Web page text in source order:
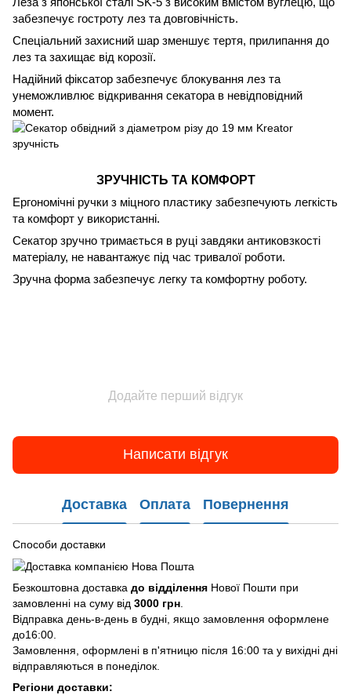
забезпечує гостроту лез та довговічність.
Спеціальний захисний шар зменшує тертя, прилипання до
лез та захищає від корозії.
Надійний фіксатор забезпечує блокування лез та
унеможливлює відкривання секатора в невідповідний
момент.
ЗРУЧНІСТЬ ТА КОМФОРТ
Ергономічні ручки з міцного пластику забезпечують легкість
та комфорт у використанні.
Секатор зручно тримається в руці завдяки антиковзкості
матеріалу, не навантажує під час тривалої роботи.
Зручна форма забезпечує легку та комфортну роботу.
Додайте перший відгук
Написати відгук
Доставка Оплата Повернення
Способи доставки
Безкоштовна доставка до відділення Нової Пошти при
замовленні на суму від 3000 грн.
Відправка день-в-день в будні, якщо замовлення оформлене
до16:00.
Замовлення, оформлені в п'ятницю після 16:00 та у вихідні дні
відправляються в понеділок.
Регіони доставки: